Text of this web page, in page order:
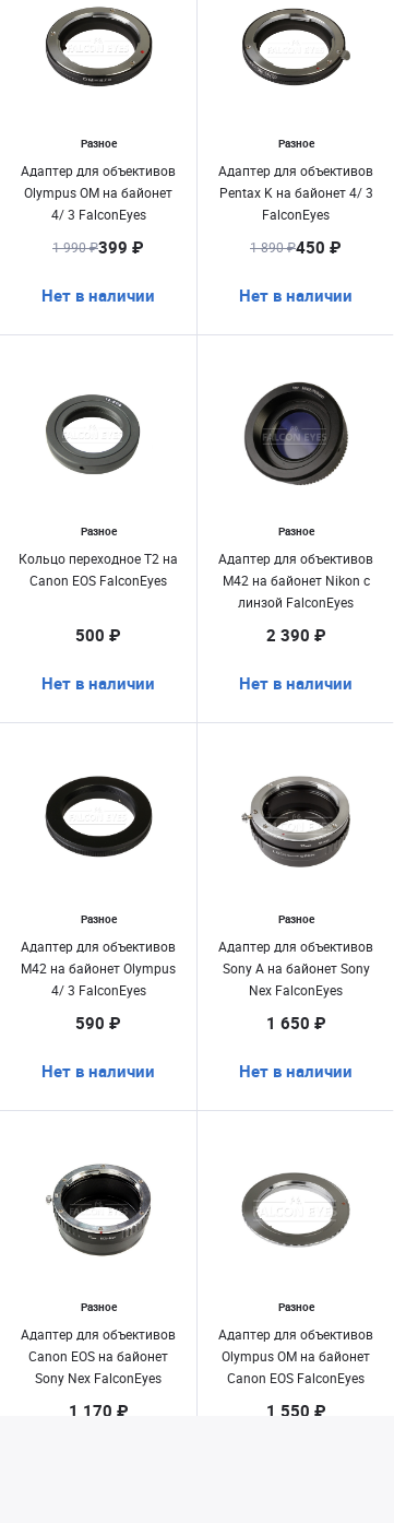
Разное
Адаптер для объективов
Olympus OM на байонет
4/ 3 FalconEyes
1 990 ₽399 ₽
Нет в наличии
Разное
Адаптер для объективов
Pentax K на байонет 4/ 3
FalconEyes
1 890 ₽450 ₽
Нет в наличии
Разное
Кольцо переходное T2 на
Canon EOS FalconEyes
500 ₽
Нет в наличии
Разное
Адаптер для объективов
M42 на байонет Nikon с
линзой FalconEyes
2 390 ₽
Нет в наличии
Разное
Адаптер для объективов
M42 на байонет Olympus
4/ 3 FalconEyes
590 ₽
Нет в наличии
Разное
Адаптер для объективов
Sony A на байонет Sony
Nex FalconEyes
1 650 ₽
Нет в наличии
Разное
Адаптер для объективов
Canon EOS на байонет
Sony Nex FalconEyes
1 170 ₽
Разное
Адаптер для объективов
Olympus OM на байонет
Canon EOS FalconEyes
1 550 ₽